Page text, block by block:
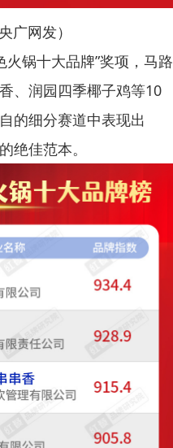
广网发）
锅十大品牌”奖项，马路
、润园四季椰子鸡等10
的细分赛道中表现出
绝佳范本。